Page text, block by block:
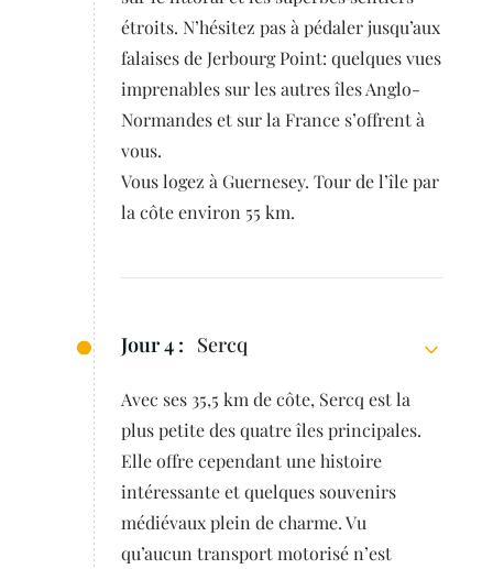
étroits. N’hésitez pas à pédaler jusqu’aux
falaises de Jerbourg Point: quelques vues
imprenables sur les autres îles Anglo-
Normandes et sur la France s’offrent à
vous.
Vous logez à Guernesey. Tour de l’île par
la côte environ 55 km.
Jour 4 : Sercq
Avec ses 35,5 km de côte, Sercq est la
plus petite des quatre îles principales.
Elle offre cependant une histoire
intéressante et quelques souvenirs
médiévaux plein de charme. Vu
qu’aucun transport motorisé n’est